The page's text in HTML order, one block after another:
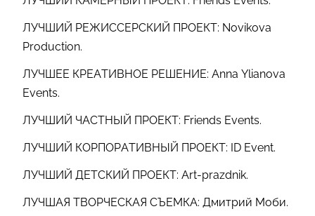
ЛУЧШИЙ РЕЖИССЕРСКИЙ ПРОЕКТ: Novikova
Production.
ЛУЧШЕЕ КРЕАТИВНОЕ РЕШЕНИЕ: Anna Ylianova
Events.
ЛУЧШИЙ ЧАСТНЫЙ ПРОЕКТ: Friends Events.
ЛУЧШИЙ КОРПОРАТИВНЫЙ ПРОЕКТ: ID Event.
ЛУЧШИЙ ДЕТСКИЙ ПРОЕКТ: Art-prazdnik.
ЛУЧШАЯ ТВОРЧЕСКАЯ СЪЕМКА: Дмитрий Моби.